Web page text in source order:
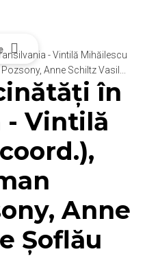
în
- Vintilă
Anne
Șoflău